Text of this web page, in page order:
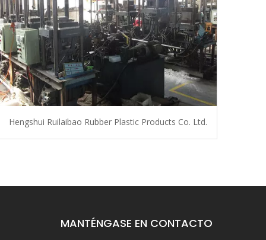
Hengshui Ruilaibao Rubber Plastic Products Co. Ltd.
MANTÉNGASE EN CONTACTO